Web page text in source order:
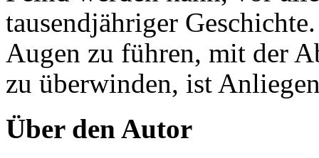
tausendjähriger
Augen zu führen, mit der
zu überwinden, ist
Über den Autor